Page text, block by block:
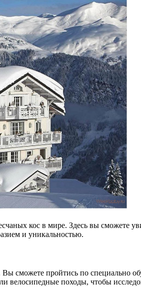
кос в мире. Здесь вы сможете
и уникальностью.
сможете пройтись по специально
походы, чтобы